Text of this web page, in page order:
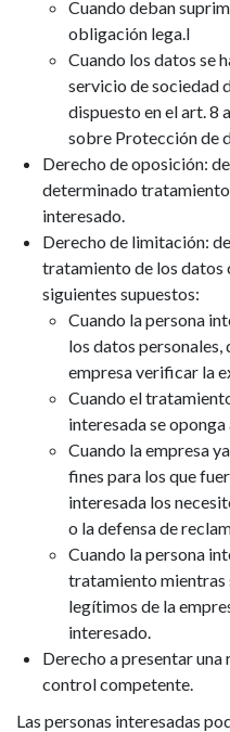
Cuando deban
obligación lega.l
Cuando los datos se
servicio de sociedad
dispuesto en el art. 8
sobre Protección de
Derecho de oposición:
determinado
interesado.
Derecho de limitación:
tratamiento de los datos
siguientes supuestos:
Cuando la persona
los datos personales,
empresa verificar la
Cuando el
interesada se
Cuando la empresa
fines para los que
interesada los
o la defensa de
Cuando la persona
tratamiento mientras
legítimos de la
interesado.
Derecho a presentar
control competente.
Las personas interesadas